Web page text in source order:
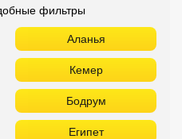
фильтры
Аланья
Кемер
Бодрум
Египет